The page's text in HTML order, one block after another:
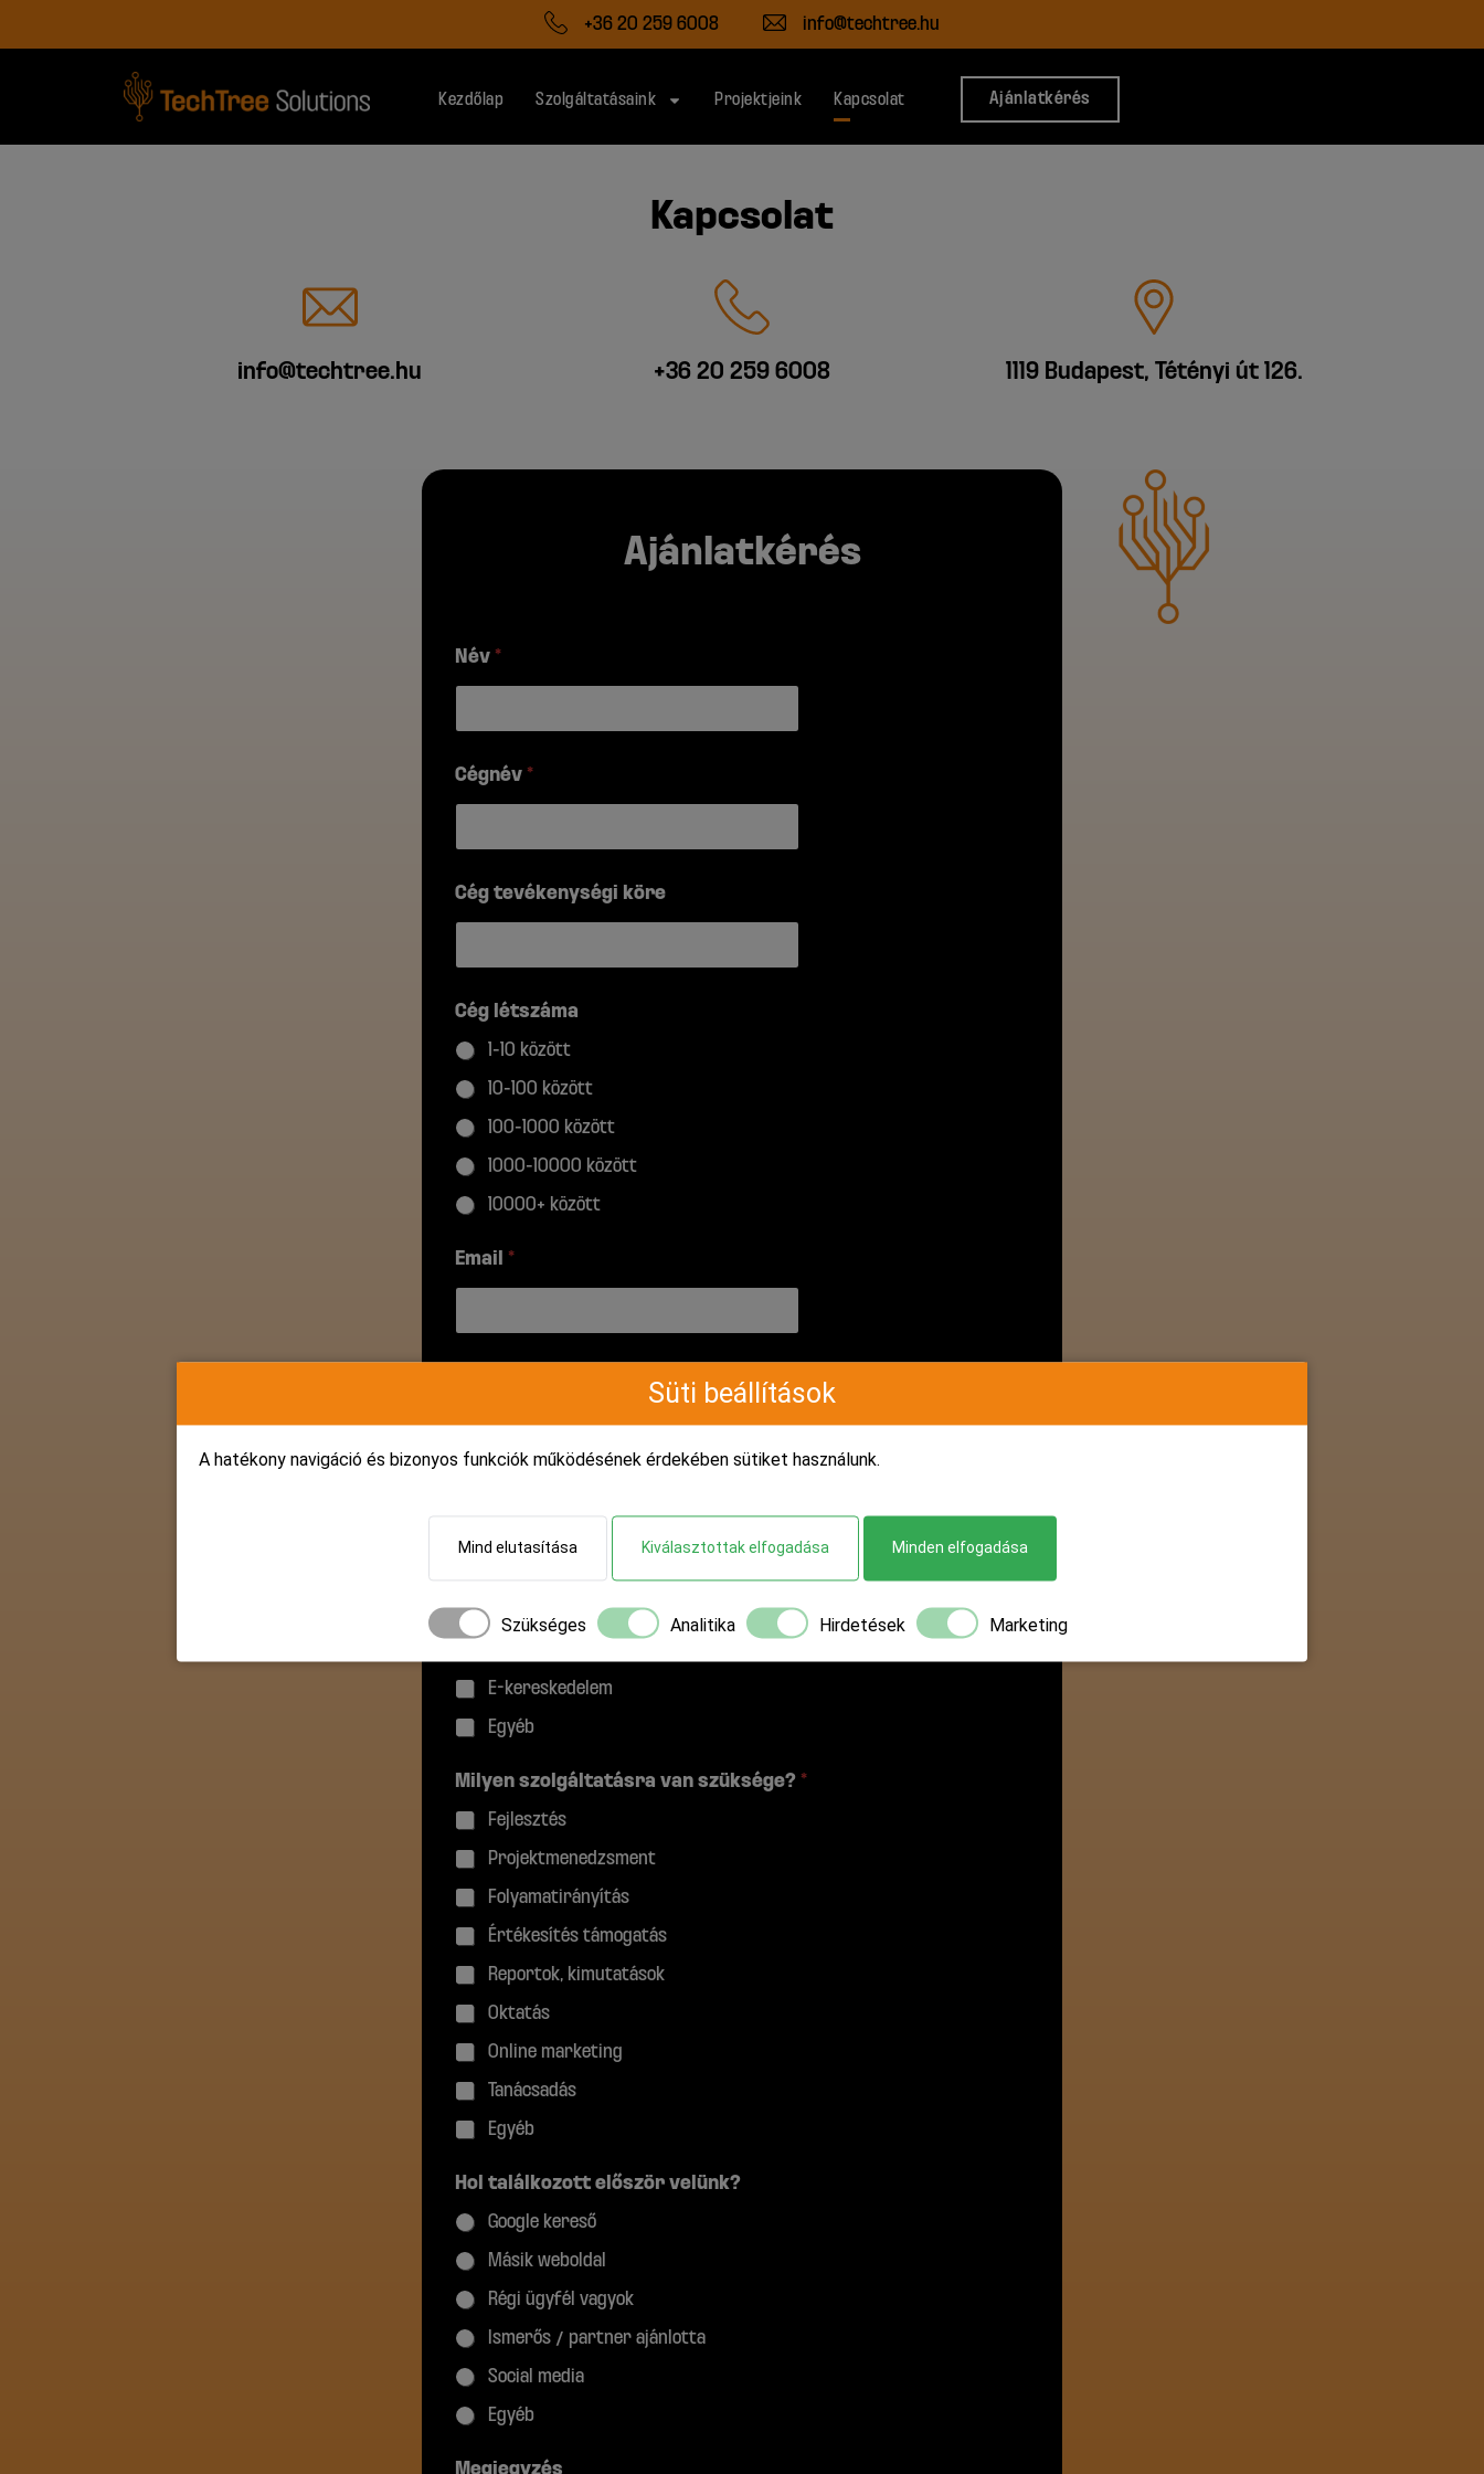
+36 20 259 6008 info@techtree.hu
Kezdőlap Szolgáltatásaink Projektjeink Kapcsolat Ajánlatkérés
Kapcsolat
info@techtree.hu +36 20 259 6008 1119 Budapest, Tétényi út 126.
Ajánlatkérés
Név *
Cégnév *
Cég tevékenységi köre
Cég létszáma
1-10 között
10-100 között
100-1000 között
1000-10000 között
10000+ között
Email *
E-learning rendszer
E-kereskedelem
Egyéb
Milyen szolgáltatásra van szüksége? *
Fejlesztés
Projektmenedzsment
Folyamatirányítás
Értékesítés támogatás
Reportok, kimutatások
Oktatás
Online marketing
Tanácsadás
Egyéb
Hol találkozott először velünk?
Google kereső
Másik weboldal
Régi ügyfél vagyok
Ismerős / partner ajánlotta
Social media
Egyéb
Megjegyzés
Süti beállítások
A hatékony navigáció és bizonyos funkciók működésének érdekében sütiket használunk.
Mind elutasítása Kiválasztottak elfogadása Minden elfogadása
Szükséges Analitika Hirdetések Marketing